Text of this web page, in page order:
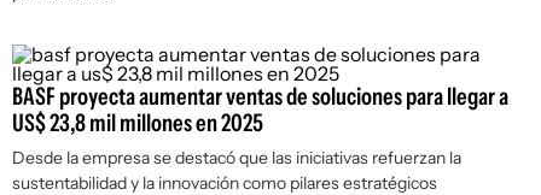
BASF proyecta aumentar ventas de soluciones para llegar a
US$ 23,8 mil millones en 2025
Desde la empresa se destacó que las iniciativas refuerzan la
sustentabilidad y la innovación como pilares estratégicos